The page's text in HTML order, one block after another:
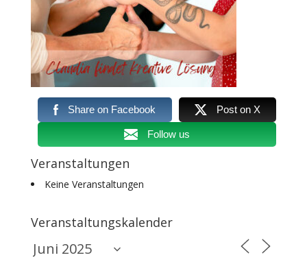
Share on Facebook Post on X
Follow us
Veranstaltungen
Keine Veranstaltungen
Veranstaltungskalender